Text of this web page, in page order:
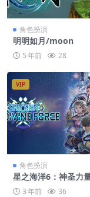
角色扮演
明明如月/moon
5 年前 28
VIP
角色扮演
星之海洋6：神圣力
OCEAN THE DIVINE
3 年前 36